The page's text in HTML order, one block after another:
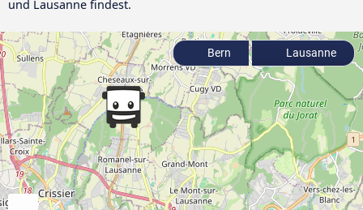
und Lausanne findest.
Bern Lausanne